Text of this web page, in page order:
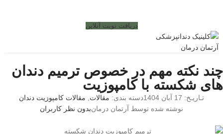
دریافت نوبت آنلاین
چند نکته مهم در خصوص ترمیم دندان
های شکسته با کامپوزیت
تـاریـخ: 17 آبان 1404 دسته بندی: مقالات
مقالات کامپوزیت دندان
نوشته شده توسط آرتمان درمانبدون نظر کاربران